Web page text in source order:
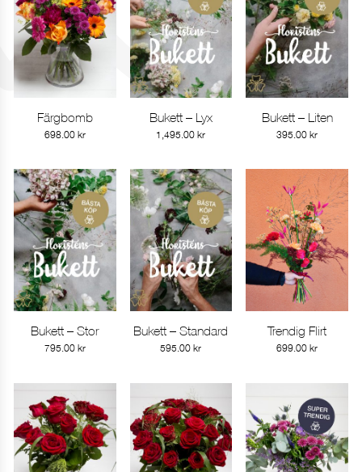
Gå till produkt
Färgbomb
698.00 kr
Gå till produkt
Bukett – Lyx
1,495.00kr
Gå till produkt
Bukett – Liten
395.00kr
Gå till produkt
Bukett – Stor
795.00 kr
Gå till produkt
Bukett – Standard
595.00kr
Gå till produkt
Trendig Flirt
699.00kr